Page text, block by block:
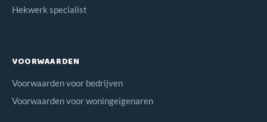
Hekwerk specialist
VOORWAARDEN
Voorwaarden voor bedrijven
Voorwaarden voor woningeigenaren